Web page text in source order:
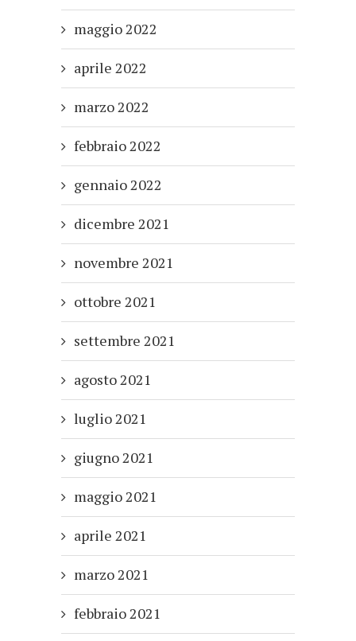
maggio 2022
aprile 2022
marzo 2022
febbraio 2022
gennaio 2022
dicembre 2021
novembre 2021
ottobre 2021
settembre 2021
agosto 2021
luglio 2021
giugno 2021
maggio 2021
aprile 2021
marzo 2021
febbraio 2021